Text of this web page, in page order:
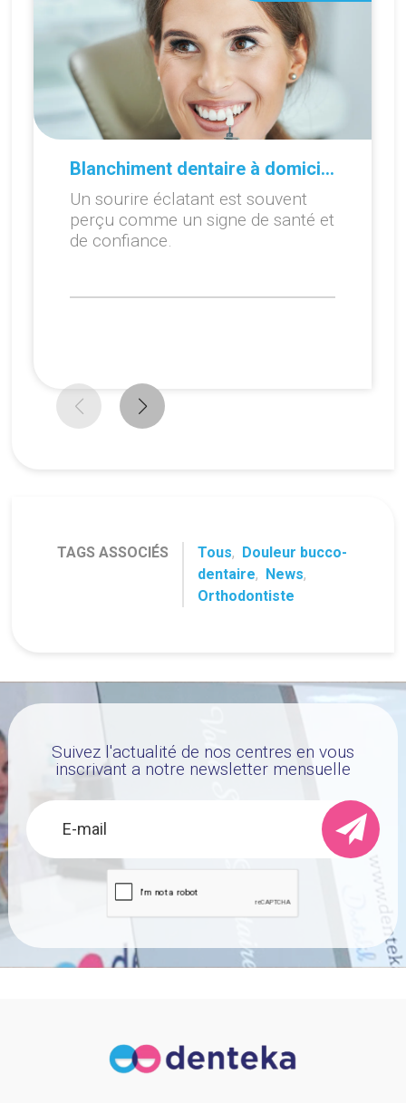
Blanchiment dentaire à domicile ou en cabinet : que choisir ?
Un sourire éclatant est souvent
perçu comme un signe de santé et
de confiance.
TAGS ASSOCIÉS Tous,
Douleur bucco-
dentaire, News,
Orthodontiste
Suivez l'actualité de nos centres en vous
inscrivant a notre newsletter mensuelle